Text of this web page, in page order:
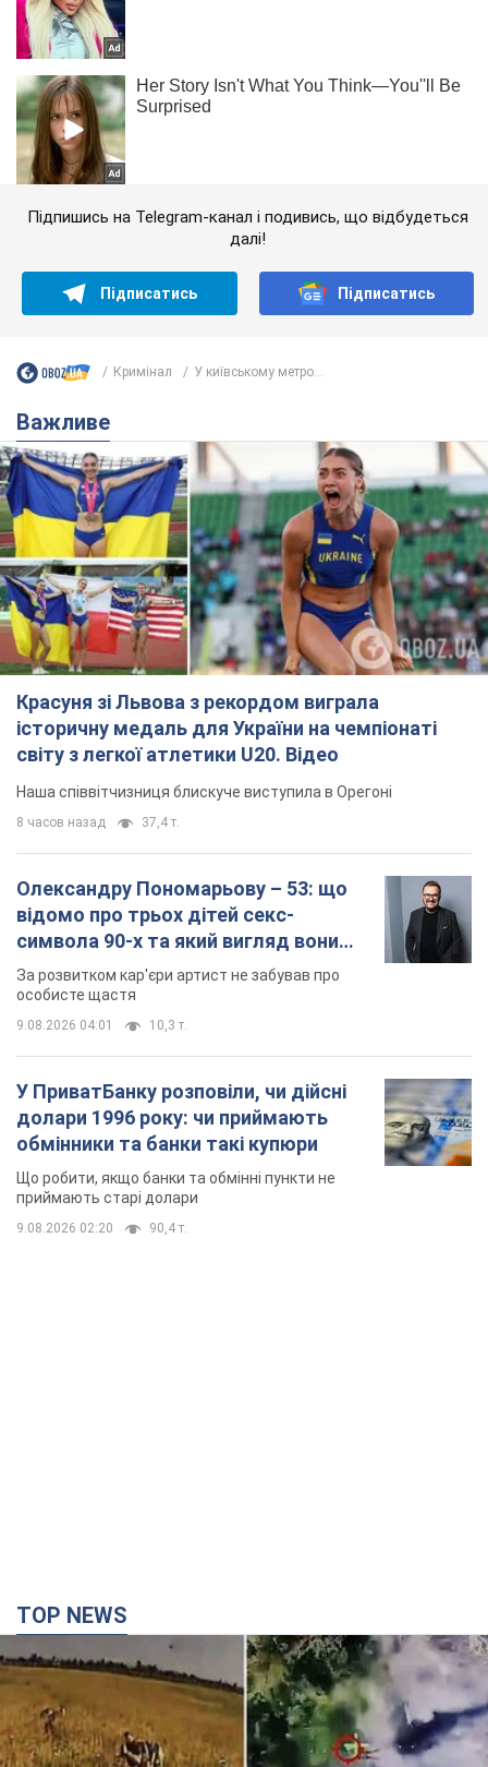
Підпишись на Telegram-канал і подивись, що відбудеться
далі!
Підписатись Підписатись
Кримінал У київському метро...
Важливе
Красуня зі Львова з рекордом виграла
історичну медаль для України на чемпіонаті
світу з легкої атлетики U20. Відео
Наша співвітчизниця блискуче виступила в Орегоні
8 часов назад 37,4 т.
Олександру Пономарьову – 53: що
відомо про трьох дітей секс-
символа 90-х та який вигляд вони
мають
За розвитком кар'єри артист не забував про
особисте щастя
9.08.2026 04:01 10,3 т.
У ПриватБанку розповіли, чи дійсні
долари 1996 року: чи приймають
обмінники та банки такі купюри
Що робити, якщо банки та обмінні пункти не
приймають старі долари
9.08.2026 02:20 90,4 т.
TOP NEWS